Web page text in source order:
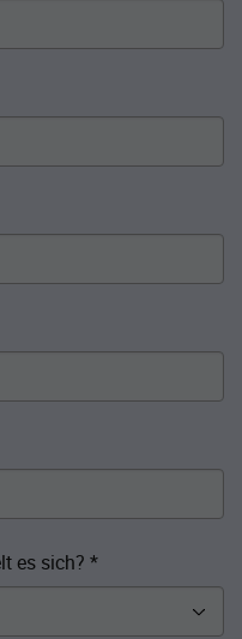
es sich? *